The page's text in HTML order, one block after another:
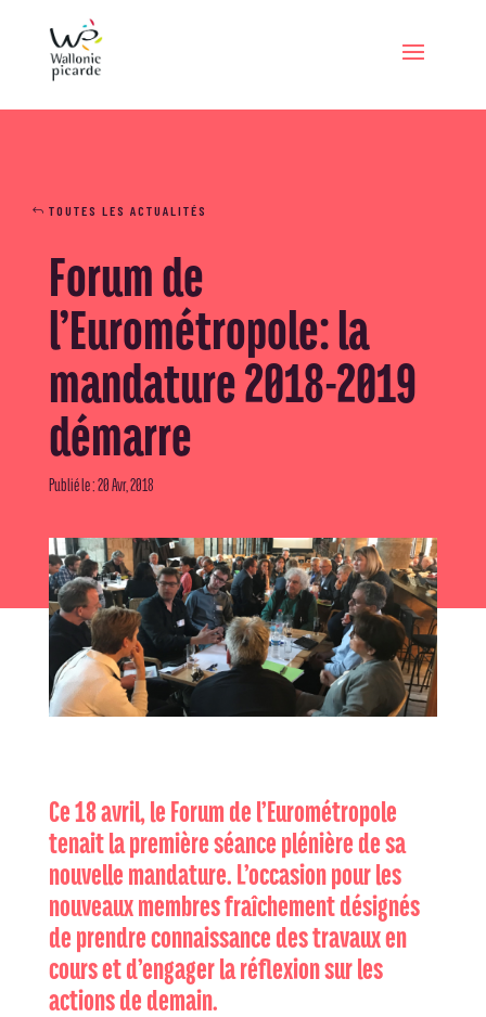
TOUTES LES ACTUALITÉS
Forum de
l’Eurométropole: la
mandature 2018-2019
démarre
Publié le : 20 Avr, 2018
Ce 18 avril, le Forum de l’Eurométropole
tenait la première séance plénière de sa
nouvelle mandature. L’occasion pour les
nouveaux membres fraîchement désignés
de prendre connaissance des travaux en
cours et d’engager la réflexion sur les
actions de demain.